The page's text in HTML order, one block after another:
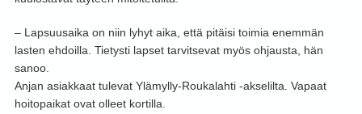
– Lapsuusaika on niin lyhyt aika, että pitäisi toimia enemmän
lasten ehdoilla. Tietysti lapset tarvitsevat myös ohjausta, hän
sanoo.
Anjan asiakkaat tulevat Ylämylly-Roukalahti -akselilta. Vapaat
hoitopaikat ovat olleet kortilla.